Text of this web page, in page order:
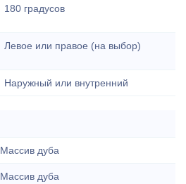
180 градусов
Левое или правое (на выбор)
Наружный или внутренний
Массив дуба
Массив дуба